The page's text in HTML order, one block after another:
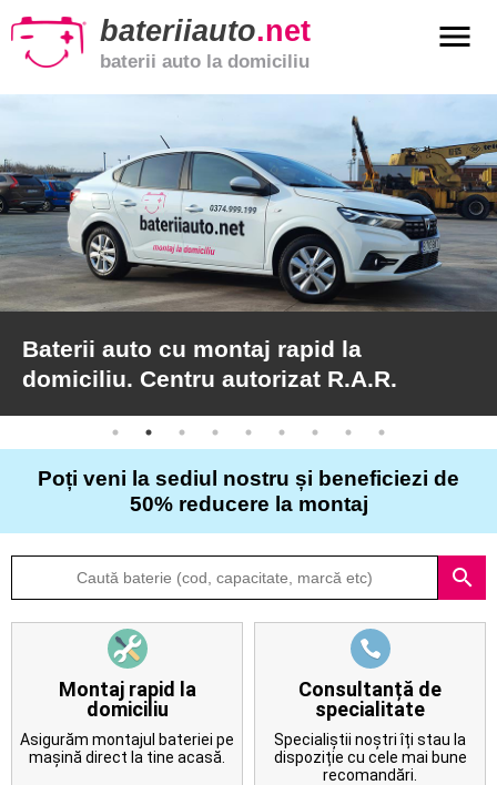
bateriiauto.net
baterii auto la domiciliu
menu
Baterii
moto
Baterii
de
camion
Articole
Despre
Contact
Baterii auto cu montaj rapid la
domiciliu. Centru autorizat R.A.R.
Poți veni la sediul nostru și beneficiezi de
50% reducere la montaj
search
Montaj rapid la
domiciliu
Asigurăm montajul bateriei pe
mașină direct la tine acasă.
Consultanță de
specialitate
Specialiștii noștri îți stau la
dispoziție cu cele mai bune
recomandări.